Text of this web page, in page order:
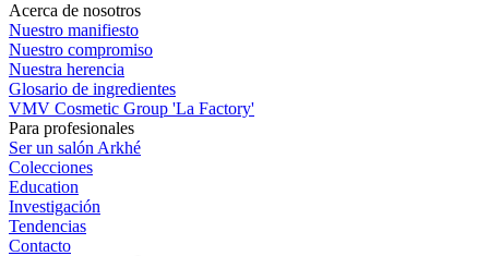
Acerca de nosotros
Nuestro manifiesto
Nuestro compromiso
Nuestra herencia
Glosario de ingredientes
VMV Cosmetic Group 'La Factory'
Para profesionales
Ser un salón Arkhé
Colecciones
Education
Investigación
Tendencias
Contacto